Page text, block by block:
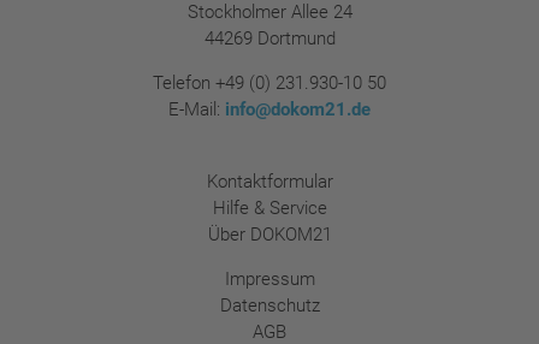
Stockholmer Allee 24
44269 Dortmund
Telefon +49 (0) 231.930-10 50
E-Mail: info@dokom21.de
Kontaktformular
Hilfe & Service
Über DOKOM21
Impressum
Datenschutz
AGB